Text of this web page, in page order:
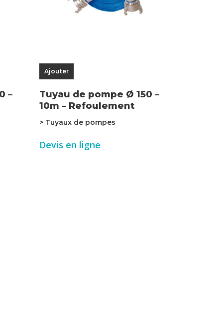
–
Ajouter
Tuyau de pompe Ø 150 –
10m – Refoulement
> Tuyaux de pompes
Devis en ligne